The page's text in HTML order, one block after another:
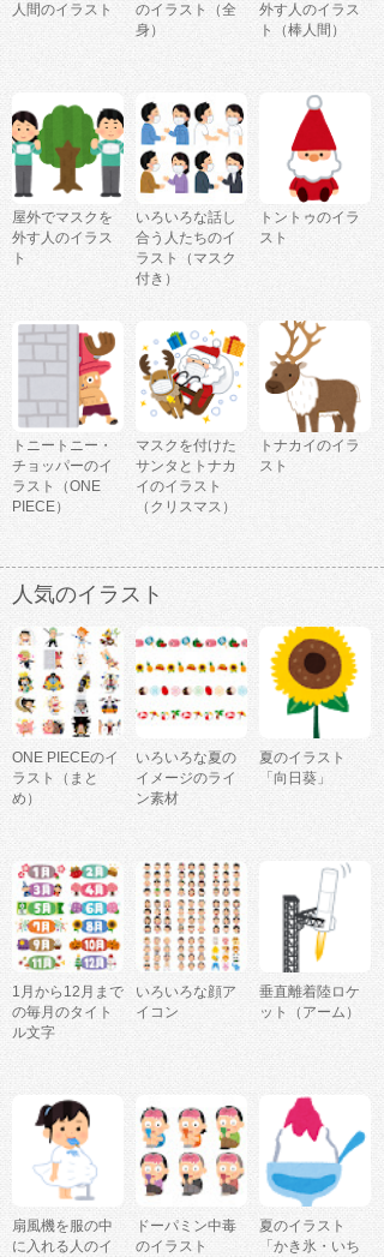
人間のイラスト
のイラスト（全
身）
外す人のイラス
ト（棒人間）
屋外でマスクを
外す人のイラス
ト
いろいろな話し
合う人たちのイ
ラスト（マスク
付き）
トントゥのイラ
スト
トニートニー・
チョッパーのイ
ラスト（ONE
PIECE）
マスクを付けた
サンタとトナカ
イのイラスト
（クリスマス）
トナカイのイラ
スト
人気のイラスト
ONE PIECEのイ
ラスト（まと
め）
いろいろな夏の
イメージのライ
ン素材
夏のイラスト
「向日葵」
1月から12月まで
の毎月のタイト
ル文字
いろいろな顔ア
イコン
垂直離着陸ロケ
ット（アーム）
扇風機を服の中
に入れる人のイ
ドーパミン中毒
のイラスト
夏のイラスト
「かき氷・いち